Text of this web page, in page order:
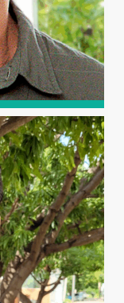
DE
(2006),
e doutorado
Federal
Salento (Itália).